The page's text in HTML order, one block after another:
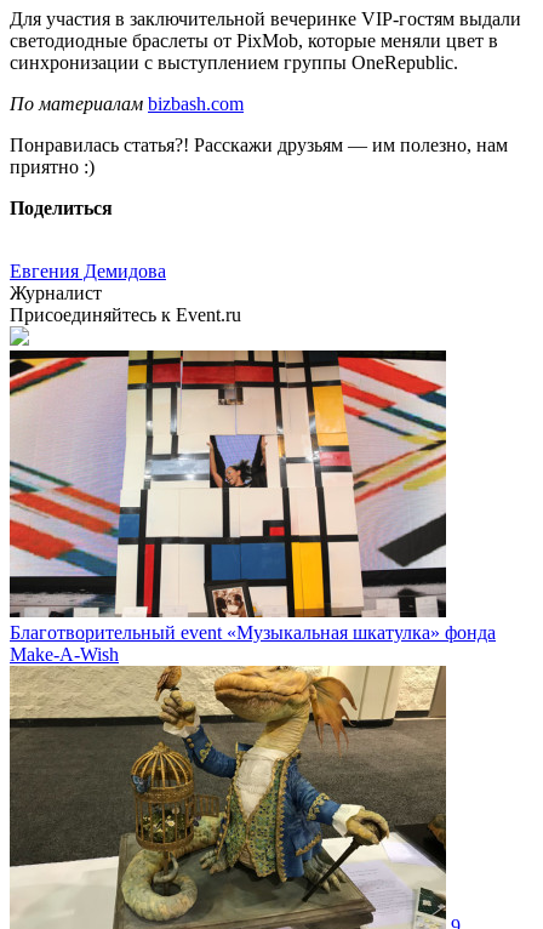
Для участия в заключительной вечеринке VIP-гостям выдали
светодиодные браслеты от PixMob, которые меняли цвет в
синхронизации с выступлением группы OneRepublic.
По материалам bizbash.com
Понравилась статья?! Расскажи друзьям — им полезно, нам
приятно :)
Поделиться
Евгения Демидова
Журналист
Присоединяйтесь к Event.ru
Благотворительный event «Музыкальная шкатулка» фонда
Make-A-Wish